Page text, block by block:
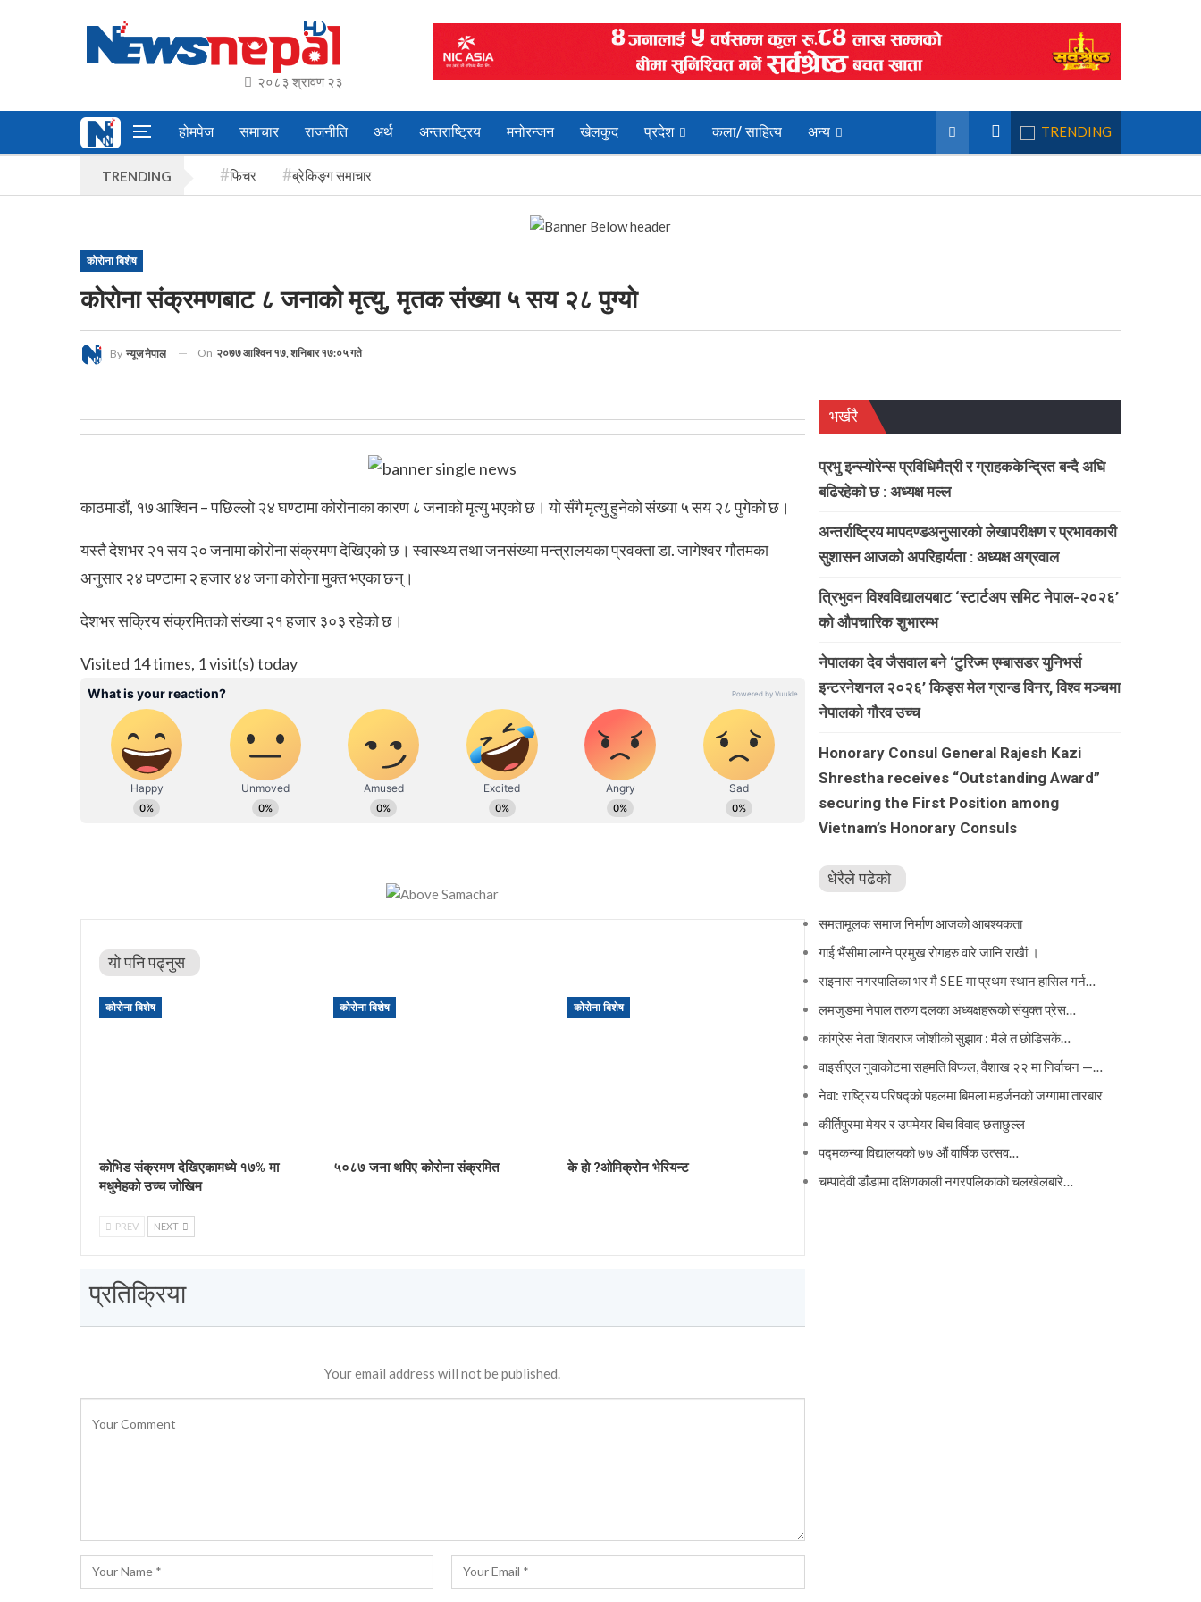
२०८३ श्रावण २३
होमपेज समाचार राजनीति अर्थ अन्तराष्ट्रिय मनोरन्जन खेलकुद प्रदेश कला/ साहित्य अन्य TRENDING
TRENDING फिचर ब्रेकिङ्ग समाचार
कोरोना बिशेष
कोरोना संक्रमणबाट ८ जनाको मृत्यु, मृतक संख्या ५ सय २८ पुग्यो
By न्यूज नेपाल On २०७७ आश्विन १७, शनिबार १७:०५ गते
काठमाडौं, १७ आश्विन – पछिल्लो २४ घण्टामा कोरोनाका कारण ८ जनाको मृत्यु भएको छ। यो सँगै मृत्यु हुनेको संख्या ५ सय २८ पुगेको छ।
यस्तै देशभर २१ सय २० जनामा कोरोना संक्रमण देखिएको छ। स्वास्थ्य तथा जनसंख्या मन्त्रालयका प्रवक्ता डा. जागेश्वर गौतमका
अनुसार २४ घण्टामा २ हजार ४४ जना कोरोना मुक्त भएका छन्।
देशभर सक्रिय संक्रमितको संख्या २१ हजार ३०३ रहेको छ।
Visited 14 times, 1 visit(s) today
यो पनि पढ्नुस
कोरोना बिशेष
कोभिड संक्रमण देखिएकामध्ये १७% मा
मधुमेहको उच्च जोखिम
कोरोना बिशेष
५०८७ जना थपिए कोरोना संक्रमित
कोरोना बिशेष
के हाे ?ओमिक्रोन भेरियन्ट
PREV NEXT
प्रतिक्रिया
Your email address will not be published.
भर्खरै
प्रभु इन्स्योरेन्स प्रविधिमैत्री र ग्राहककेन्द्रित बन्दै अघि
बढिरहेको छ : अध्यक्ष मल्ल
अन्तर्राष्ट्रिय मापदण्डअनुसारको लेखापरीक्षण र प्रभावकारी
सुशासन आजको अपरिहार्यता : अध्यक्ष अग्रवाल
त्रिभुवन विश्वविद्यालयबाट ‘स्टार्टअप समिट नेपाल-२०२६’
को औपचारिक शुभारम्भ
नेपालका देव जैसवाल बने ‘टुरिज्म एम्बासडर युनिभर्स
इन्टरनेशनल २०२६’ किड्स मेल ग्रान्ड विनर, विश्व मञ्चमा
नेपालको गौरव उच्च
Honorary Consul General Rajesh Kazi
Shrestha receives “Outstanding Award”
securing the First Position among
Vietnam’s Honorary Consuls
धेरैले पढेको
समतामूलक समाज निर्माण आजको आबश्यकता
गाई भैंसीमा लाग्ने प्रमुख रोगहरु वारे जानि राखैां ।
राइनास नगरपालिका भर मै SEE मा प्रथम स्थान हासिल गर्न…
लमजुङमा नेपाल तरुण दलका अध्यक्षहरूको संयुक्त प्रेस…
कांग्रेस नेता शिवराज जोशीको सुझाव : मैले त छोडिसकें…
वाइसीएल नुवाकोटमा सहमति विफल, वैशाख २२ मा निर्वाचन —…
नेवा: राष्ट्रिय परिषद्को पहलमा बिमला महर्जनको जग्गामा तारबार
कीर्तिपुरमा मेयर र उपमेयर बिच विवाद छताछुल्ल
पद्मकन्या विद्यालयको ७७ औं ‌‌वार्षिक ‌उत्सव…
चम्पादेवी डाँडामा दक्षिणकाली नगरपलिकाको चलखेलबारे…